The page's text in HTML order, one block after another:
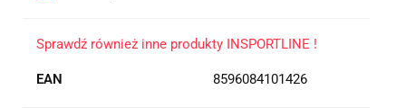
Sprawdź również inne produkty INSPORTLINE !
EAN 8596084101426